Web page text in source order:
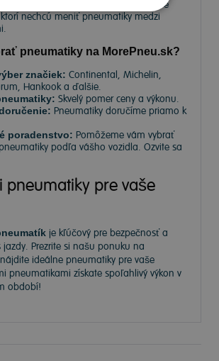
– Univerzálne riešenie pre
nechcú meniť pneumatiky medzi
pneumatiky na MorePneu.sk?
značiek: Continental, Michelin,
Hankook a ďalšie.
Skvelý pomer ceny a výkonu.
Pneumatiky doručíme priamo k
poradenstvo: Pomôžeme vám vybrať
podľa vášho vozidla. Ozvite sa
pneumatiky pre vaše
je kľúčový pre bezpečnosť a
Prezrite si našu ponuku na
ideálne pneumatiky pre vaše
pneumatikami získate spoľahlivý výkon v
období!